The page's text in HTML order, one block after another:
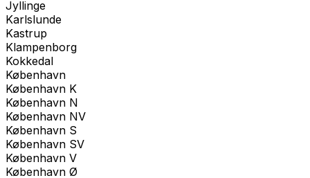
Jyllinge
Karlslunde
Kastrup
Klampenborg
Kokkedal
København
København K
København N
København NV
København S
København SV
København V
København Ø